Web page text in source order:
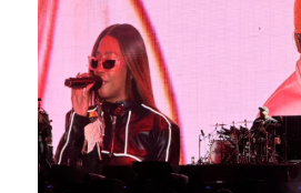
वीआर शो
हमारे बारे में